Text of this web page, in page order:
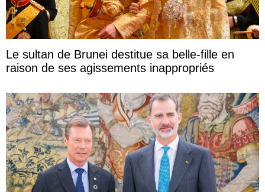
Le sultan de Brunei destitue sa belle-fille en
raison de ses agissements inappropriés